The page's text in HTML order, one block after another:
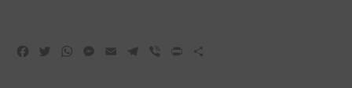
Facebook
TwitterWhatsApp
Messenger
Email Telegram
Viber Print